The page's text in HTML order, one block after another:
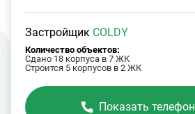
Застройщик COLDY
Количество объектов:
Сдано 18 корпуса в 7 ЖК
Строится 5 корпусов в 2 ЖК
Показать телефон